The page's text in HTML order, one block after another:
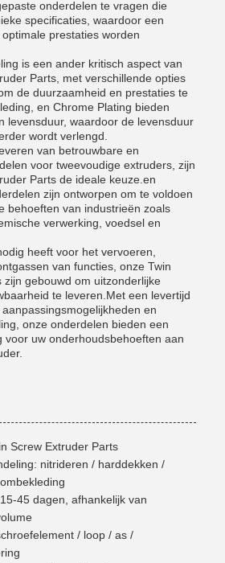
onderdelen te vragen die
specificaties, waardoor een
prestaties worden
is een ander kritisch aspect van
Parts, met verschillende opties
de duurzaamheid en prestaties te
en Chrome Plating bieden
levensduur, waardoor de levensduur
wordt verlengd.
van betrouwbare en
voor tweevoudige extruders, zijn
Parts de ideale keuze.en
zijn ontworpen om te voldoen
behoeften van industrieën zoals
verwerking, voedsel en
heeft voor het vervoeren,
van functies, onze Twin
zijn gebouwd om uitzonderlijke
te leveren.Met een levertijd
en
onze onderdelen bieden een
voor uw onderhoudsbehoeften aan
Screw Extruder Parts
nitrideren / harddekken /
45 dagen, afhankelijk van
/ loop / as /